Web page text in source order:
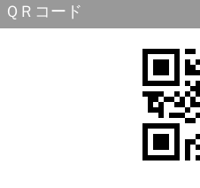
ＱＲコード